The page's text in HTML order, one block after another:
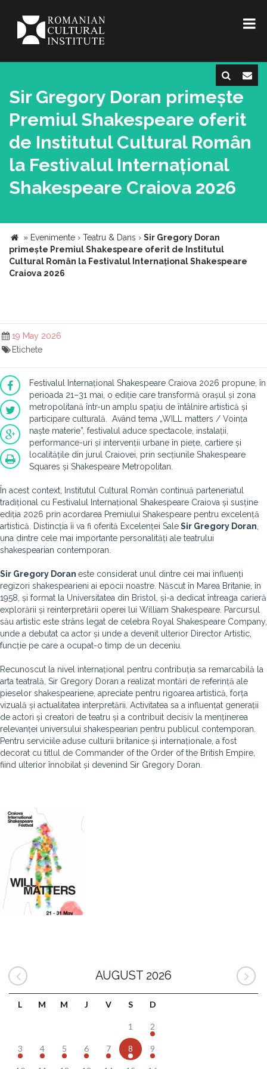
Sir Gregory Doran primește
Premiul Shakespeare oferit
de Institutul Cultural Român
la Festivalul Internațional
Shakespeare Craiova 2026
» Evenimente › Teatru & Dans › Sir Gregory Doran
primește Premiul Shakespeare oferit de Institutul
Cultural Român la Festivalul Internațional Shakespeare
Craiova 2026
19 May 2026
Etichete
Festivalul Internațional Shakespeare Craiova 2026 propune, în
perioada 21–31 mai, o ediție care transformă orașul și zona
metropolitană într-un amplu spațiu de întâlnire artistică și
participare culturală. Având tema „WILL matters / Voința
naște materie”, festivalul aduce spectacole, instalații,
performance-uri și intervenții urbane în piețe, cartiere și
localitățile din jurul Craiovei, prin secțiunile Shakespeare
Squares și Shakespeare Metropolitan.
În acest context, Institutul Cultural Român continuă parteneriatul
tradițional cu Festivalul Internațional Shakespeare Craiova și susține
ediția 2026 prin acordarea Premiului Shakespeare pentru excelență
artistică. Distincția îi va fi oferită Excelenței SaleSir Gregory Doran
una dintre cele mai importante personalități ale teatrului
shakespearian contemporan.
Sir Gregory Doran este considerat unul dintre cei mai influenți
regizori shakespearieni ai epocii noastre. Născut în Marea Britanie, în
1958, și format la Universitatea din Bristol, și-a dedicat întreaga carieră
explorării și reinterpretării operei lui William Shakespeare. Parcursul
său artistic este strâns legat de celebra Royal Shakespeare Company,
unde a debutat ca actor și unde a devenit ulterior Director Artistic,
funcție pe care a ocupat-o timp de un deceniu.
Recunoscut la nivel internațional pentru contribuția sa remarcabilă la
arta teatrală, Sir Gregory Doran a realizat montări de referință ale
pieselor shakespeariene, apreciate pentru rigoarea artistică, forța
vizuală și actualitatea interpretării. Activitatea sa a influențat generații
de actori și creatori de teatru și a contribuit decisiv la menținerea
relevanței universului shakespearian pentru publicul contemporan.
Pentru serviciile aduse culturii britanice și internaționale, a fost
decorat cu titlul de Commander of the Order of the British Empire,
fiind ulterior înnobilat și devenind Sir Gregory Doran.
AUGUST 2026
L M M J V S D
1 2
3 4 5 6 7 8 9